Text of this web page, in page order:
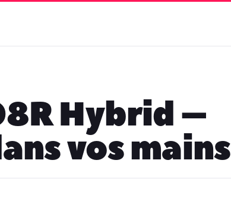
Hybrid –
vos mains